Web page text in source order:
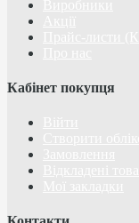
Кабінет покупця